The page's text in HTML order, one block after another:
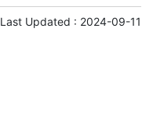
Last Updated : 2024-09-11